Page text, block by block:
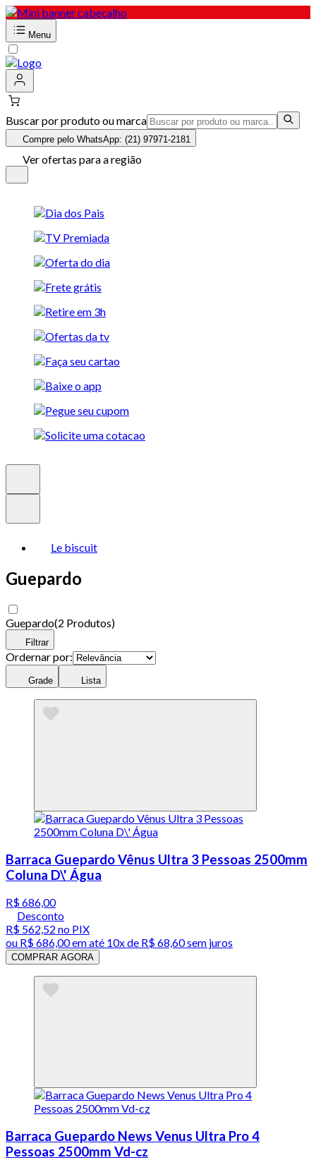
Menu
Buscar por produto ou marca
Compre pelo WhatsApp: (21) 97971-2181
Ver ofertas para a região
Le biscuit
Guepardo
Guepardo(2 Produtos)
Filtrar
Ordernar por:
Grade Lista
Barraca Guepardo Vênus Ultra 3 Pessoas 2500mm
Coluna D\' Água
R$ 686,00
Desconto
R$ 562,52 no PIX
ou R$ 686,00em até 10x de R$ 68,60 sem juros
COMPRAR AGORA
Barraca Guepardo News Venus Ultra Pro 4
Pessoas 2500mm Vd-cz